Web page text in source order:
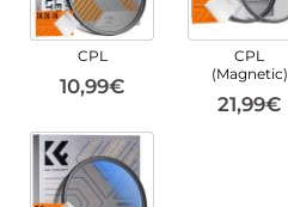
CPL
10,99€
CPL
(Magnetic)
21,99€